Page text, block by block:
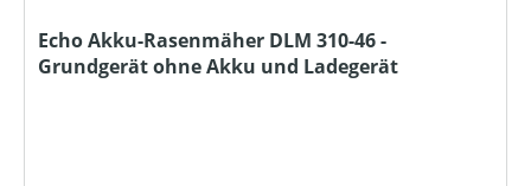
Echo Akku-Rasenmäher DLM 310-46 -
Grundgerät ohne Akku und Ladegerät